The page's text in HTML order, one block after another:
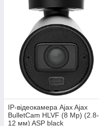
IP-відеокамера Ajax Ajax
BulletCam HLVF (8 Mp) (2.8-
12 мм) ASP black